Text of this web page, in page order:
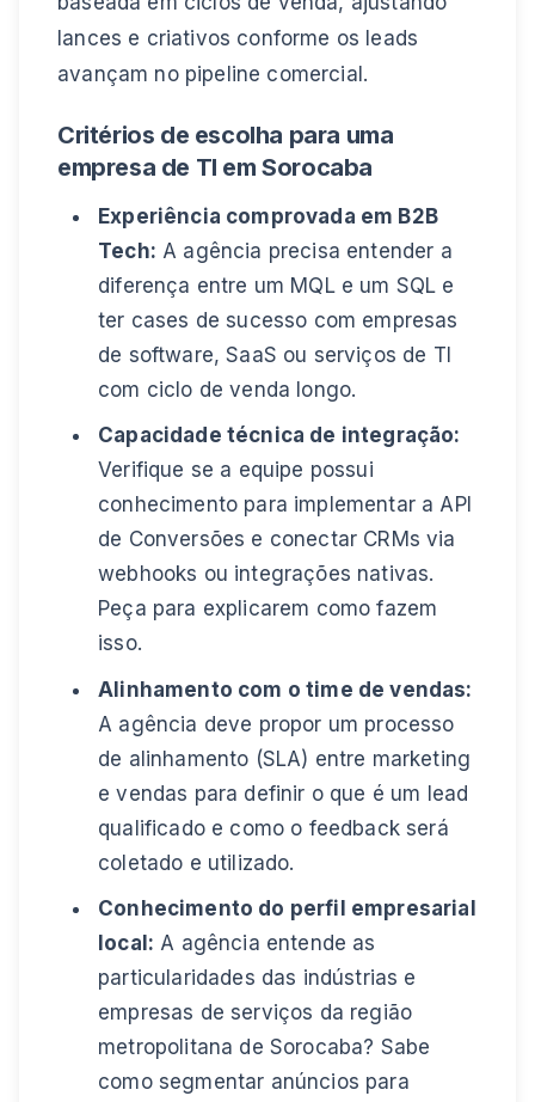
lances e criativos conforme os leads
avançam no pipeline comercial.
Critérios de escolha para uma
empresa de TI em Sorocaba
Experiência comprovada em B2B
Tech: A agência precisa entender a
diferença entre um MQL e um SQL e
ter cases de sucesso com empresas
de software, SaaS ou serviços de TI
com ciclo de venda longo.
Capacidade técnica de integração:
Verifique se a equipe possui
conhecimento para implementar a API
de Conversões e conectar CRMs via
webhooks ou integrações nativas.
Peça para explicarem como fazem
isso.
Alinhamento com o time de vendas:
A agência deve propor um processo
de alinhamento (SLA) entre marketing
e vendas para definir o que é um lead
qualificado e como o feedback será
coletado e utilizado.
Conhecimento do perfil empresarial
local: A agência entende as
particularidades das indústrias e
empresas de serviços da região
metropolitana de Sorocaba? Sabe
como segmentar anúncios para